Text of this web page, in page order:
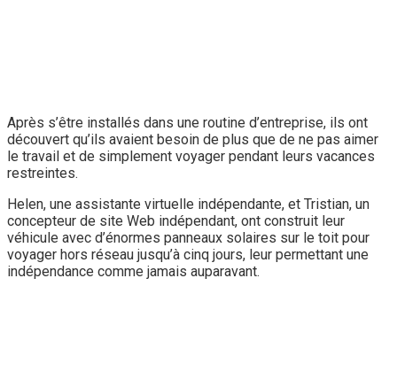
Après s’être installés dans une routine d’entreprise, ils ont
découvert qu’ils avaient besoin de plus que de ne pas aimer
le travail et de simplement voyager pendant leurs vacances
restreintes.
Helen, une assistante virtuelle indépendante, et Tristian, un
concepteur de site Web indépendant, ont construit leur
véhicule avec d’énormes panneaux solaires sur le toit pour
voyager hors réseau jusqu’à cinq jours, leur permettant une
indépendance comme jamais auparavant.